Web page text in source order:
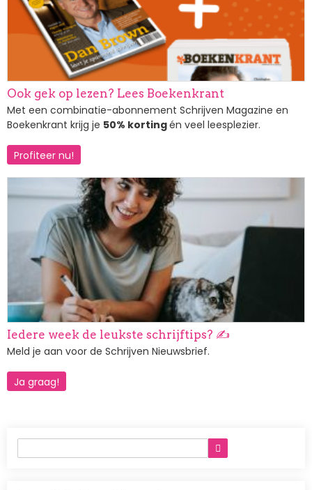
Ook gek op lezen? Lees Boekenkrant
Met een combinatie-abonnement Schrijven Magazine en
Boekenkrant krijg je 50% kortingén veel leesplezier.
Profiteer nu!
Iedere week de leukste schrijftips? ✍️
Meld je aan voor de Schrijven Nieuwsbrief.
Ja graag!